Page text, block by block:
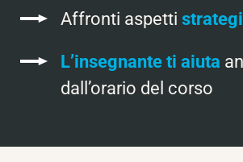
Affronti aspetti
L’insegnante ti aiuta
dall’orario del corso